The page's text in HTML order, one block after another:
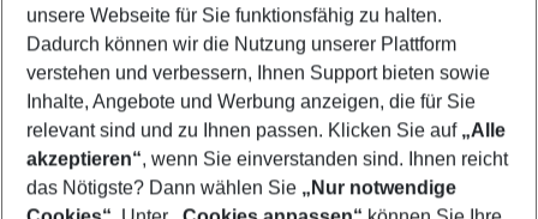
Mehr Filter anzeigen
unsere Webseite für Sie funktionsfähig zu halten.
Dadurch können wir die Nutzung unserer Plattform
verstehen und verbessern, Ihnen Support bieten sowie
Inhalte, Angebote und Werbung anzeigen, die für Sie
relevant sind und zu Ihnen passen. Klicken Sie auf „Alle
akzeptieren“, wenn Sie einverstanden sind. Ihnen reicht
das Nötigste? Dann wählen Sie „Nur notwendige